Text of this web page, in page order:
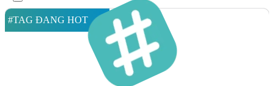
#TAG ĐANG HOT